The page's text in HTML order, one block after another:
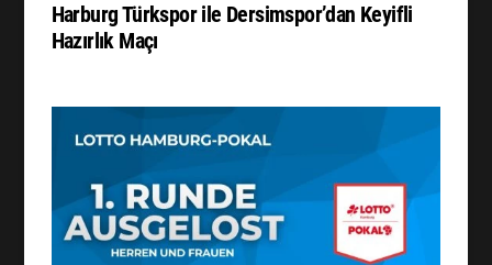
Harburg Türkspor ile Dersimspor’dan Keyifli
Hazırlık Maçı